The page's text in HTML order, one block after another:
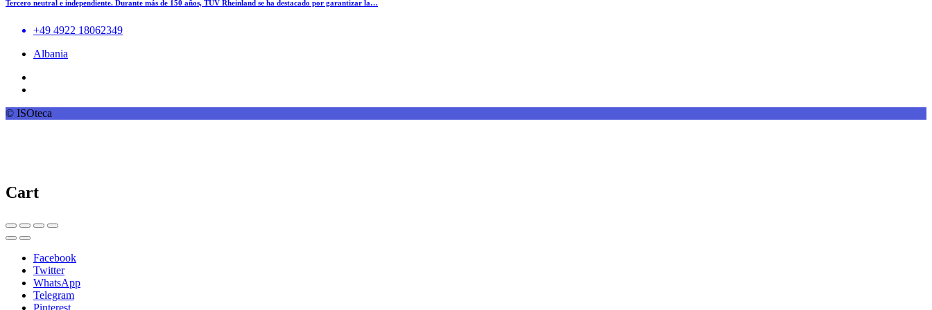
Tercero neutral e independiente. Durante más de 150 años, TÜV Rheinland se ha destacado por garantizar la…
+49 4922 18062349
Albania
© ISOteca
Cart
Facebook
Twitter
WhatsApp
Telegram
Pinterest